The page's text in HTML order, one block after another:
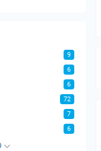
9
6
6
72
7
6